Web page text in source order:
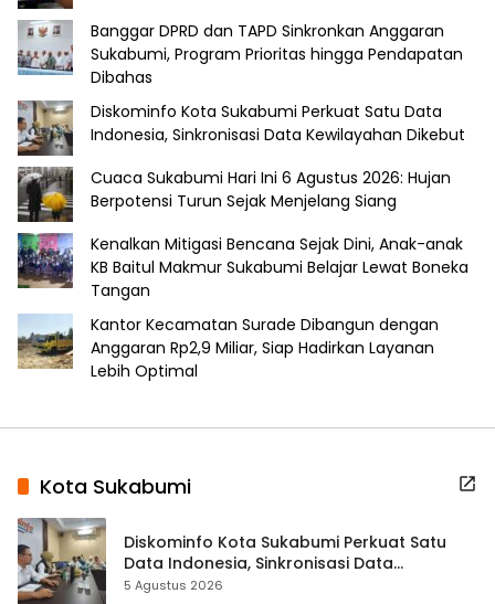
Banggar DPRD dan TAPD Sinkronkan Anggaran
Sukabumi, Program Prioritas hingga Pendapatan
Dibahas
Diskominfo Kota Sukabumi Perkuat Satu Data
Indonesia, Sinkronisasi Data Kewilayahan Dikebut
Cuaca Sukabumi Hari Ini 6 Agustus 2026: Hujan
Berpotensi Turun Sejak Menjelang Siang
Kenalkan Mitigasi Bencana Sejak Dini, Anak-anak
KB Baitul Makmur Sukabumi Belajar Lewat Boneka
Tangan
Kantor Kecamatan Surade Dibangun dengan
Anggaran Rp2,9 Miliar, Siap Hadirkan Layanan
Lebih Optimal
Kota Sukabumi
Diskominfo Kota Sukabumi Perkuat Satu
Data Indonesia, Sinkronisasi Data
Kewilayahan Dikebut
5 Agustus 2026